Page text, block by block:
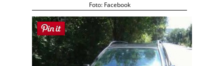
Foto: Facebook